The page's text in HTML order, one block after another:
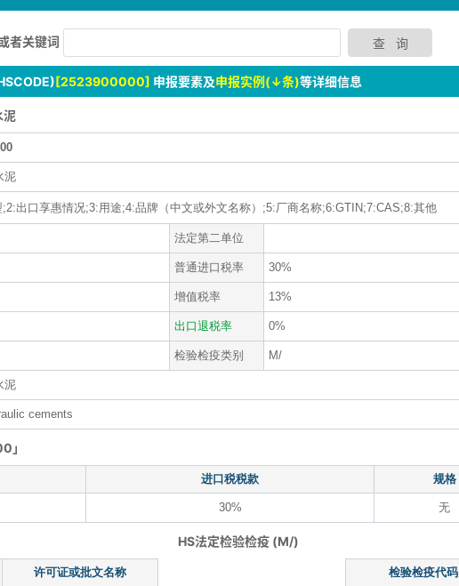
者关键词
[2523900000] 申报要素及申报实例(↓条)等详细信息
泥
;2:出口享惠情况;3:用途;4:品牌（中文或外文名称）;5:厂商名称;6:GTIN;7:CAS;8:其他
法定第二单位
普通进口税率 30%
增值税率 13%
出口退税率 0%
检验检疫类别 M/
泥
cements
」
进口税税款 规格
30% 无
HS法定检验检疫 (M/)
许可证或批文名称 检验检疫代码